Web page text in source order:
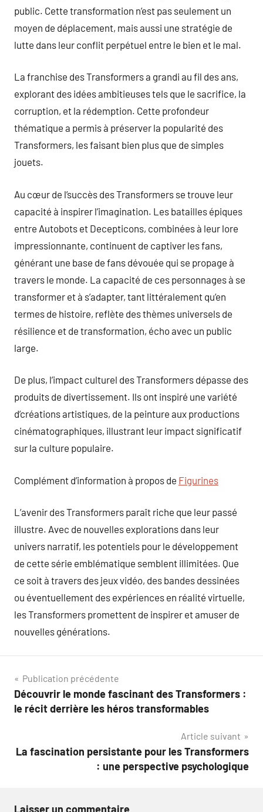
public. Cette transformation n’est pas seulement un
moyen de déplacement, mais aussi une stratégie de
lutte dans leur conflit perpétuel entre le bien et le mal.
La franchise des Transformers a grandi au fil des ans,
explorant des idées ambitieuses tels que le sacrifice, la
corruption, et la rédemption. Cette profondeur
thématique a permis à préserver la popularité des
Transformers, les faisant bien plus que de simples
jouets.
Au cœur de l’succès des Transformers se trouve leur
capacité à inspirer l’imagination. Les batailles épiques
entre Autobots et Decepticons, combinées à leur lore
impressionnante, continuent de captiver les fans,
générant une base de fans dévouée qui se propage à
travers le monde. La capacité de ces personnages à se
transformer et à s’adapter, tant littéralement qu’en
termes de histoire, reflète des thèmes universels de
résilience et de transformation, écho avec un public
large.
De plus, l’impact culturel des Transformers dépasse des
produits de divertissement. Ils ont inspiré une variété
d’créations artistiques, de la peinture aux productions
cinématographiques, illustrant leur impact significatif
sur la culture populaire.
Complément d’information à propos de Figurines
L’avenir des Transformers paraît riche que leur passé
illustre. Avec de nouvelles explorations dans leur
univers narratif, les potentiels pour le développement
de cette série emblématique semblent illimitées. Que
ce soit à travers des jeux vidéo, des bandes dessinées
ou éventuellement des expériences en réalité virtuelle,
les Transformers promettent de inspirer et amuser de
nouvelles générations.
Navigation
de
Publication précédente
Découvrir le monde fascinant des Transformers :
le récit derrière les héros transformables
Article suivant
La fascination persistante pour les Transformers
: une perspective psychologique
Laisser un commentaire